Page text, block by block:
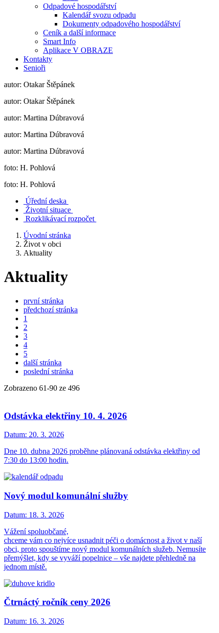
Odpadové hospodářství
Kalendář svozu odpadu
Dokumenty odpadového hospodářství
Ceník a další informace
Smart Info
Aplikace V OBRAZE
Kontakty
Senioři
autor: Otakar Štěpánek
autor: Otakar Štěpánek
autor: Martina Dúbravová
autor: Martina Dúbravová
autor: Martina Dúbravová
foto: H. Pohlová
foto: H. Pohlová
Úřední deska
Životní situace
Rozklikávací rozpočet
Úvodní stránka
Život v obci
Aktuality
Aktuality
první stránka
předchozí stránka
1
2
3
4
5
další stránka
poslední stránka
Zobrazeno 61-90 ze 496
Odstávka elektřiny 10. 4. 2026
Datum: 20. 3. 2026
Dne 10. dubna 2026 proběhne plánovaná odstávka elektřiny od
7:30 do 13:00 hodin.
Nový modul komunální služby
Datum: 18. 3. 2026
Vážení spoluobčané,
chceme vám co nejvíce usnadnit péči o domácnost a život v naší
obci, proto spouštíme nový modul komunálních služeb. Nemusíte
přemýšlet, kdy se vyváží popelnice – vše najdete přehledně na
jednom místě.
Čtrnáctý ročník ceny 2026
Datum: 16. 3. 2026